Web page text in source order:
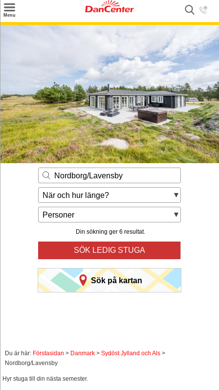
Menu
Service
Kontakt
Husägare
Nordborg/Lavensby
När och hur länge?
Personer
Din sökning ger 6 resultat.
SÖK LEDIG STUGA
Sök på kartan
Du är här: Förstasidan > Danmark > Sydöst Jylland och Als >
Nordborg/Lavensby
Hyr stuga till din nästa semester.